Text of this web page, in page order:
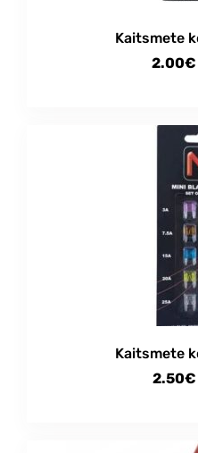
Kaitsmete
2.00€
Kaitsmete
2.50€